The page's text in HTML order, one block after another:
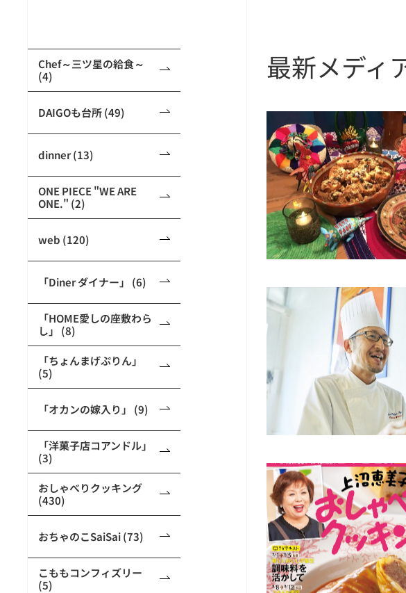
Chef～三ツ星の給食～
(4)
DAIGOも台所 (49)
dinner (13)
ONE PIECE "WE ARE
ONE." (2)
web (120)
「Diner ダイナー」 (6)
「HOME愛しの座敷わら
し」 (8)
「ちょんまげぷりん」
(5)
「オカンの嫁入り」 (9)
「洋菓子店コアンドル」
(3)
おしゃべりクッキング
(430)
おちゃのこSaiSai (73)
こももコンフィズリー
(5)
最新メディ